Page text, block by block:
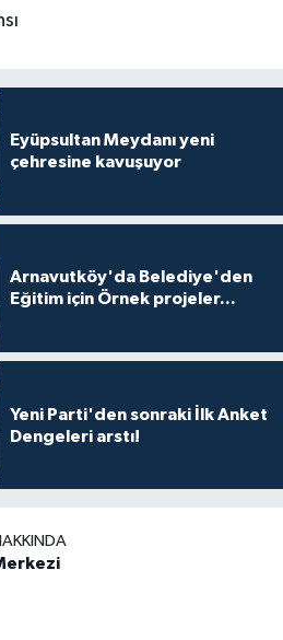
Eyüpsultan Meydanı yeni
çehresine kavuşuyor
Arnavutköy'da Belediye'den
Eğitim için Örnek projeler...
Yeni Parti'den sonraki İlk Anket
Dengeleri arstı!